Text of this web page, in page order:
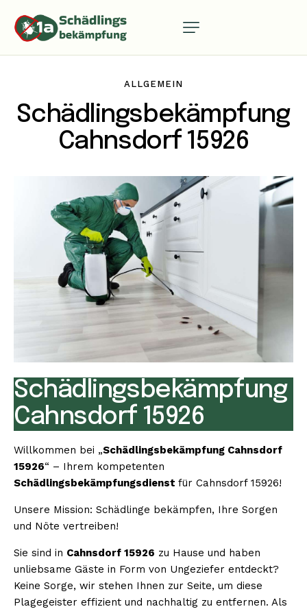
ALLGEMEIN
Schädlingsbekämpfung
Cahnsdorf 15926
Schädlingsbekämpfung
Cahnsdorf 15926
Willkommen bei „Schädlingsbekämpfung Cahnsdorf
15926“ – Ihrem kompetenten
Schädlingsbekämpfungsdienst für Cahnsdorf 15926!
Unsere Mission: Schädlinge bekämpfen, Ihre Sorgen
und Nöte vertreiben!
Sie sind in Cahnsdorf 15926 zu Hause und haben
unliebsame Gäste in Form von Ungeziefer entdeckt?
Keine Sorge, wir stehen Ihnen zur Seite, um diese
Plagegeister effizient und nachhaltig zu entfernen. Als